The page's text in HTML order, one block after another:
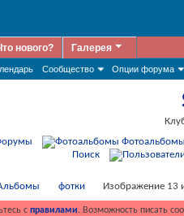
Сообщество Опции форума
нового? Галерея
Поиск
фотки Изображение 13
с правилами. Возможность писать